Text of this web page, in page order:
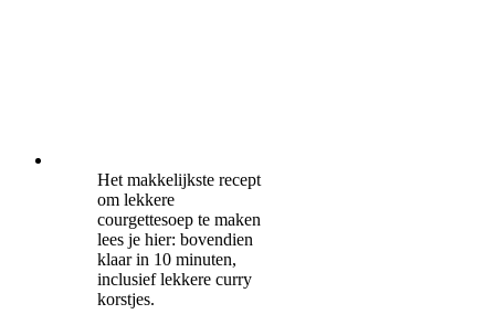
Het makkelijkste recept
om lekkere
courgettesoep te maken
lees je hier: bovendien
klaar in 10 minuten,
inclusief lekkere curry
korstjes.